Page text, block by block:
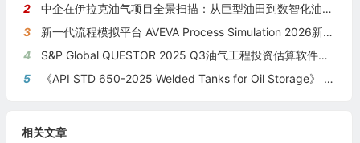
2
中企在伊拉克油气项目全景扫描：从巨型油田到数智化油田的系统性布局
3
新一代流程模拟平台 AVEVA Process Simulation 2026新版本发布
4
S&P Global QUE$TOR 2025 Q3油气工程投资估算软件新版本发布
5
《API STD 650-2025 Welded Tanks for Oil Storage》 《钢制焊接储油罐》（中英文对照版）
相关文章